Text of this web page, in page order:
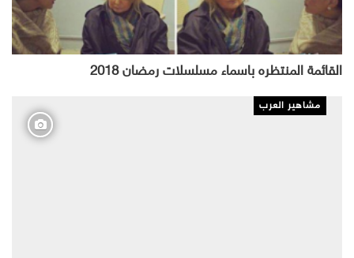
القائمة المنتظره باسماء مسلسلات رمضان 2018
مشاهير العرب